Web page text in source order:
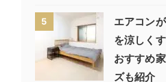
5
エアコン
を涼しく
おすすめ
ズも紹介